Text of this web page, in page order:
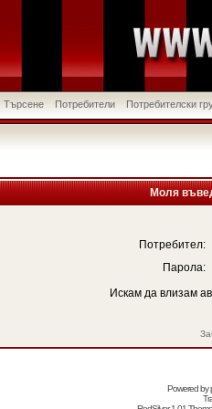
Търсене Потребители Потребителски
Моля
Потребител:
Парола:
Искам да влизам
Powered by